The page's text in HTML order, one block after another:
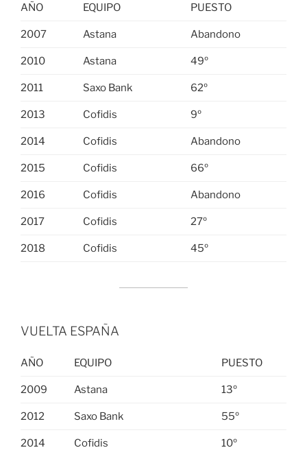
AÑO EQUIPO PUESTO
2007 Astana Abandono
2010 Astana 49º
2011 Saxo Bank 62º
2013 Cofidis 9º
2014 Cofidis Abandono
2015 Cofidis 66º
2016 Cofidis Abandono
2017 Cofidis 27º
2018 Cofidis 45º
VUELTA ESPAÑA
AÑO EQUIPO PUESTO
2009 Astana 13º
2012 Saxo Bank 55º
2014 Cofidis 10º